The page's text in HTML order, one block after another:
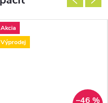
Akcia
Výprodej
–46 %